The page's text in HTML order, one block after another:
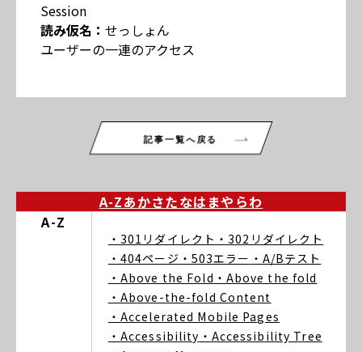
Session
読み仮名： せっしょん
ユーザーの一連のアクセス
記事一覧へ戻る
A-Zあかさたなは まや らわ
A-Z
・301リダイレクト ・302リダイレクト
・404ページ ・503エラー ・A/Bテスト
・Above the Fold ・Above the fold
・Above-the-fold Content
・Accelerated Mobile Pages
・Accessibility ・Accessibility Tree